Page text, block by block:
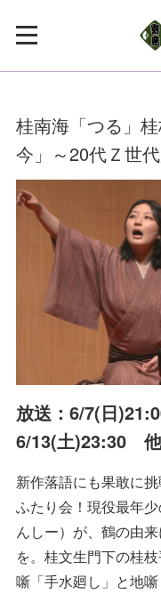
桂南海「つる」
今」～20代Ｚ世
放送：6/7(日
6/13(土)23:30
新作落語にも果敢に
ふたり会！現役最年
んしー）が、鶴の由
を。桂文生門下の桂
噺「手水廻し」と地噺